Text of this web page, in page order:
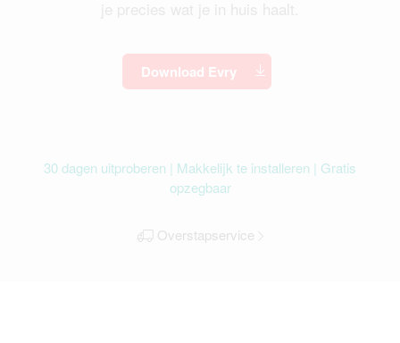
Download Evry
30 dagen uitproberen | Makkelijk te installeren | Gratis
opzegbaar
Overstapservice